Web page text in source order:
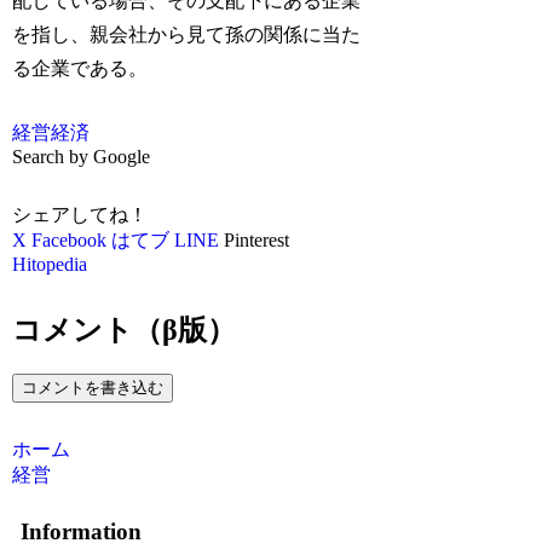
を指し、親会社から見て孫の関係に当た
る企業である。
経営経済
Search by Google
シェアしてね！
X Facebook はてブ LINE Pinterest
Hitopedia
コメント（β版）
コメントを書き込む
ホーム
経営
Information